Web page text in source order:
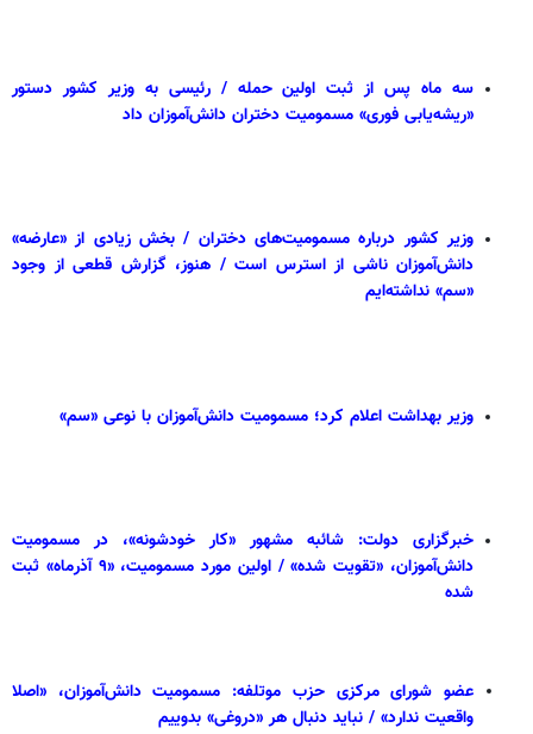
سه ماه پس از ثبت اولین حمله / رئیسی به وزیر کشور دستور
«ریشه‌یابی فوری» مسمومیت دختران دانش‌آموزان داد
وزیر کشور درباره مسمومیت‌های دختران / بخش زیادی از «عارضه»
دانش‌آموزان ناشی از استرس است / هنوز، گزارش قطعی از وجود
«سم» نداشته‌ایم
وزیر بهداشت اعلام کرد؛ مسمومیت دانش‌آموزان با نوعی «سم»
خبرگزاری دولت: شائبه مشهور «کار خودشونه»، در مسمومیت
دانش‌آموزان، «تقویت شده» / اولین مورد مسمومیت، «۹ آذرماه» ثبت
شده
عضو شورای مرکزی حزب موتلفه: مسمومیت‌ دانش‌آموزان، «اصلا
واقعیت ندارد» / نباید دنبال هر «دروغی» بدوییم